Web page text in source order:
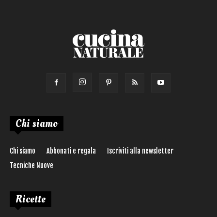
Chi siamo
Chi siamo Abbonati e regala
Iscriviti alla newsletter
Tecniche Nuove
Ricette